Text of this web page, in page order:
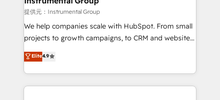
built for the work.
fuel long-term success We connect the entire
customer lifecycle through seamless integrations,
ensure long-term adoption with change-
and service to drive sustainable growth With 6 key
HubSpot accreditations and experience across
提供元：Instrumental Group
We help companies scale with HubSpot. From small
projects to growth campaigns, to CRM and websites.
Hire an agency that's experienced in every inch of
HubSpot and willing to work hand-in-hand with your
team to simplify the complex and build a better
experience for your team and customers.
Elite4.9